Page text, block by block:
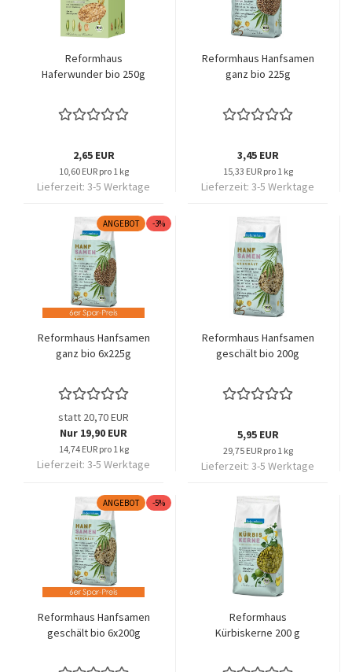
Reformhaus
Haferwunder bio 250g
2,65 EUR
10,60 EUR pro 1 kg
Lieferzeit: 3-5 Werktage
Reformhaus Hanfsamen
ganz bio 225g
3,45 EUR
15,33 EUR pro 1 kg
Lieferzeit: 3-5 Werktage
ANGEBOT -3%
Reformhaus Hanfsamen
ganz bio 6x225g
statt 20,70 EUR
Nur 19,90 EUR
14,74 EUR pro 1 kg
Lieferzeit: 3-5 Werktage
Reformhaus Hanfsamen
geschält bio 200g
5,95 EUR
29,75 EUR pro 1 kg
Lieferzeit: 3-5 Werktage
ANGEBOT -5%
Reformhaus Hanfsamen
geschält bio 6x200g
Reformhaus
Kürbiskerne 200 g